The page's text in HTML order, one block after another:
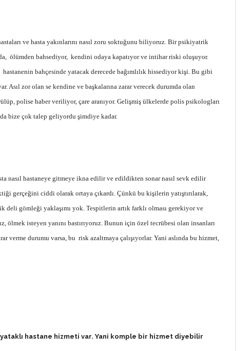
ve hasta yakınlarını nasıl zoru soktuğunu biliyoruz. Bir psikiyatrik
ölümden bahsediyor, kendini odaya kapatıyor ve intihar riski oluşuyor.
bahçesinde yatacak derecede bağımlılık hissediyor kişi. Bu gibi
Asıl zor olan se kendine ve başkalarına zarar verecek durumda olan
polise haber veriliyor, çare aranıyor. Gelişmiş ülkelerde polis psikologları
bize çok talep geliyordu şimdiye kadar.
nasıl hastaneye gitmeye ikna edilir ve edildikten sonar nasıl sevk edilir
gerçeğini ciddi olarak ortaya çıkardı. Çünkü bu kişilerin yatıştırılarak,
deli gömleği yaklaşımı yok. Tespitlerin artık farklı olması gerekiyor ve
ölmek isteyen yanını bastırıyoruz. Bunun için özel tecrübesi olan insanları
verme durumu varsa, bu risk azaltmaya çalışıyorlar. Yani aslında bu hizmet,
hastane hizmeti var. Yani komple bir hizmet diyebilir